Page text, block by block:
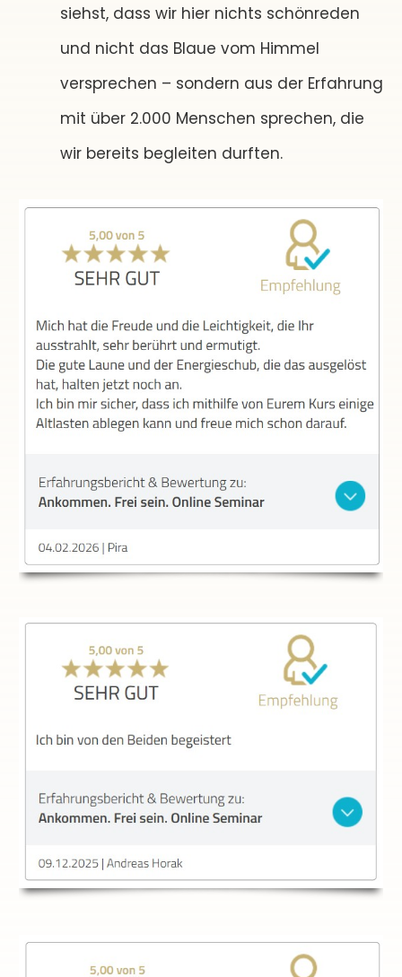
siehst, dass wir hier nichts schönreden
und nicht das Blaue vom Himmel
versprechen – sondern aus der Erfahrung
mit über 2.000 Menschen sprechen, die
wir bereits begleiten durften.